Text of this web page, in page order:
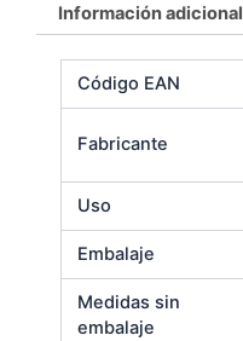
Información adicional
Código EAN
Fabricante
Uso
Embalaje
Medidas sin
embalaje